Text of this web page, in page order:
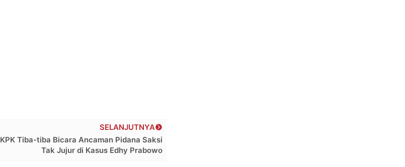
SELANJUTNYA
KPK Tiba-tiba Bicara Ancaman Pidana Saksi
Tak Jujur di Kasus Edhy Prabowo